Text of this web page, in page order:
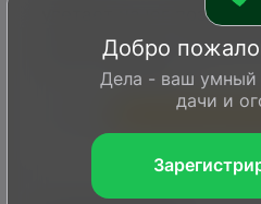
улетает на юг поздно,
встречаются в
могут зимовать.
Добро
Дела - ваш
дачи и